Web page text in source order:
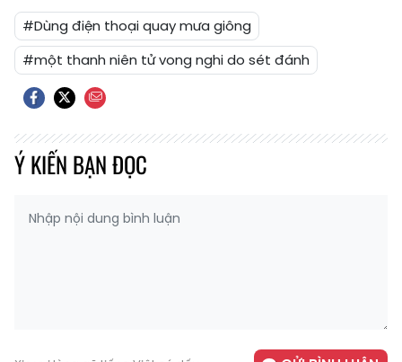
#Dùng điện thoại quay mưa giông
#một thanh niên tử vong nghi do sét đánh
Ý KIẾN BẠN ĐỌC